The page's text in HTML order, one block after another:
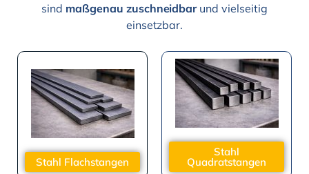
sind maßgenau zuschneidbarund vielseitig
einsetzbar.
Stahl Flachstangen
Stahl
Quadratstangen